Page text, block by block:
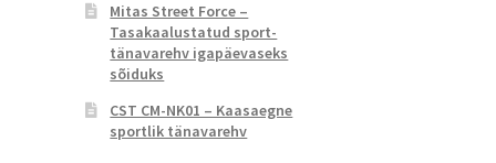
Mitas Street Force –
Tasakaalustatud sport-
tänavarehv igapäevaseks
sõiduks
CST CM-NK01 – Kaasaegne
sportlik tänavarehv